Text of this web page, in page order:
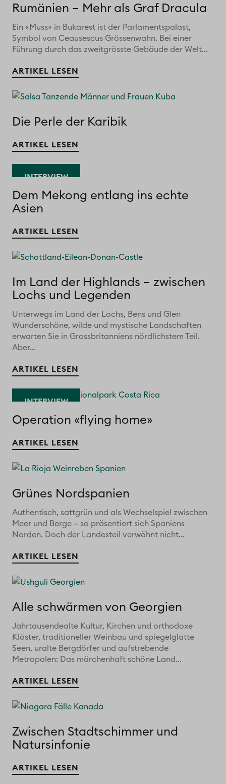
Rumänien – Mehr als Graf Dracula
Ein «Muss» in Bukarest ist der Parlamentspalast,
Symbol von Ceausescus Grössenwahn. Bei einer
Führung durch das zweitgrösste Gebäude der Welt...
ARTIKEL LESEN
Die Perle der Karibik
ARTIKEL LESEN
INTERVIEW
Dem Mekong entlang ins echte
Asien
ARTIKEL LESEN
Im Land der Highlands – zwischen
Lochs und Legenden
Unterwegs im Land der Lochs, Bens und Glen
Wunderschöne, wilde und mystische Landschaften
erwarten Sie in Grossbritanniens nördlichstem Teil.
Aber...
ARTIKEL LESEN
INTERVIEW
Operation «flying home»
ARTIKEL LESEN
Grünes Nordspanien
Authentisch, sattgrün und als Wechselspiel zwischen
Meer und Berge – so präsentiert sich Spaniens
Norden. Doch der Landesteil verwöhnt nicht...
ARTIKEL LESEN
Alle schwärmen von Georgien
Jahrtausendealte Kultur, Kirchen und orthodoxe
Klöster, traditioneller Weinbau und spiegelglatte
Seen, uralte Bergdörfer und aufstrebende
Metropolen: Das märchenhaft schöne Land...
ARTIKEL LESEN
Zwischen Stadtschimmer und
Natursinfonie
ARTIKEL LESEN